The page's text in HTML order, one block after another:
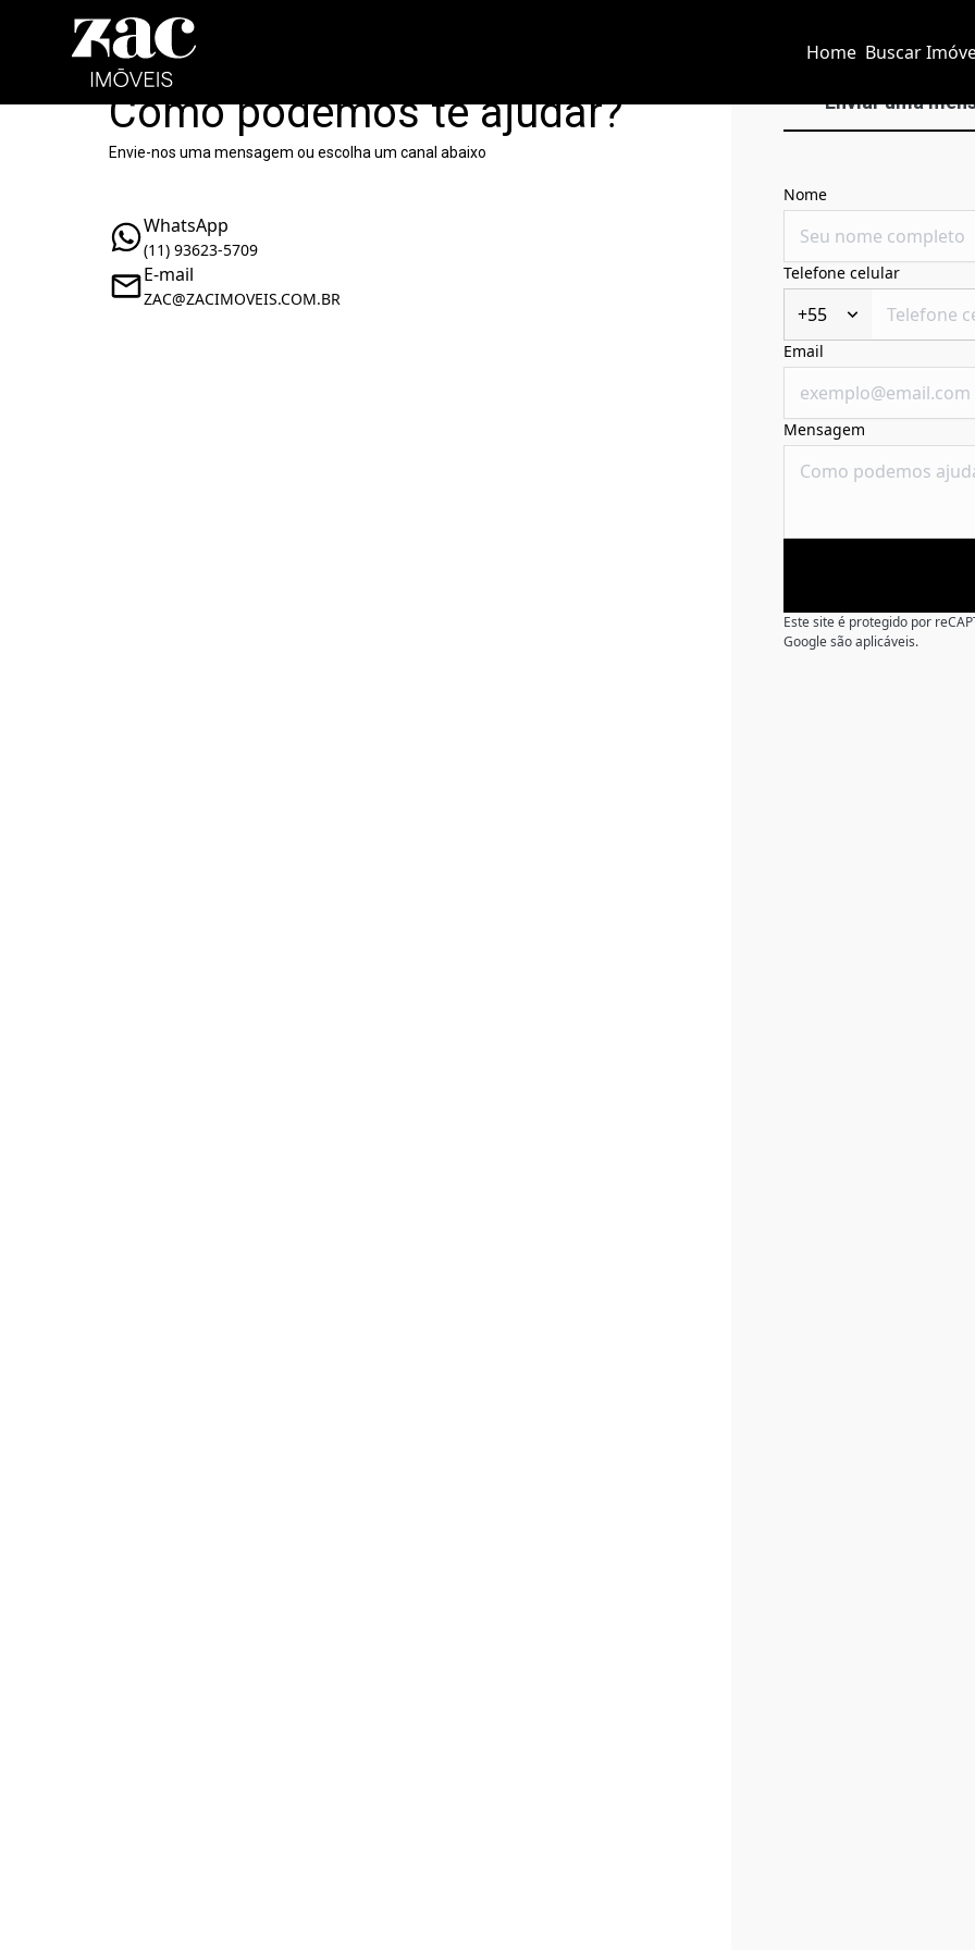
Home Buscar
Como podemos te ajudar?
Envie-nos uma mensagem ou escolha um canal abaixo
WhatsApp
(11) 93623-5709
E-mail
ZAC@ZACIMOVEIS.COM.BR
Enviar uma
Nome
Telefone celular
+55
Email
Mensagem
Este site é protegido por
Google são aplicáveis.